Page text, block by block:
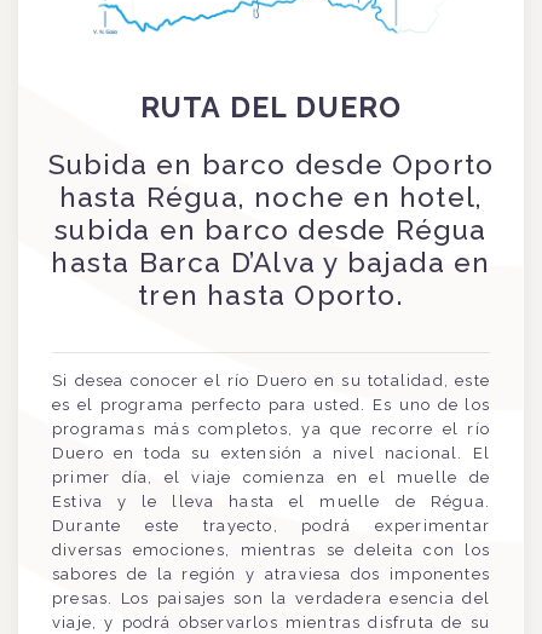
RUTA DEL DUERO
Subida en barco desde Oporto
hasta Régua, noche en hotel,
subida en barco desde Régua
hasta Barca D’Alva y bajada en
tren hasta Oporto.
Si desea conocer el río Duero en su totalidad, este
es el programa perfecto para usted. Es uno de los
programas más completos, ya que recorre el río
Duero en toda su extensión a nivel nacional. El
primer día, el viaje comienza en el muelle de
Estiva y le lleva hasta el muelle de Régua.
Durante este trayecto, podrá experimentar
diversas emociones, mientras se deleita con los
sabores de la región y atraviesa dos imponentes
presas. Los paisajes son la verdadera esencia del
viaje, y podrá observarlos mientras disfruta de su